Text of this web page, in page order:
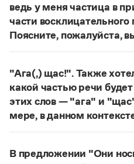
для школьников
Письмовник
Справочник по пунктуации
Словарь-справочник
Справочник по фразеологии
Словарь-справочник
Все справочники портала
Журнал
Новости и события
ведь у меня частица в
части
Поясните, пожалуйста,
Правильно:Где бы ты ни
восклицательных
не был!
"Ага(,) щас!". Также
какой частью речи
этих слов — "ага" и
мере, в данном
Ага—частица, которая
отказа говорящего
В предложении "Они